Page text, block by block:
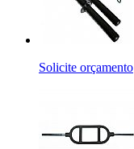
Solicite orçamento